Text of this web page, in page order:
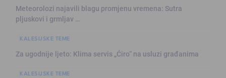
Meteorolozi najavili blagu promjenu vremena: Sutra
pljuskovi i grmljav …
KALESIJSKE TEME
Za ugodnije ljeto: Klima servis „Ćiro“ na usluzi građanima
KALESIJSKE TEME